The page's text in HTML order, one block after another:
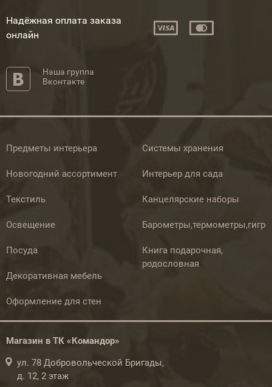
Надёжная оплата заказа
онлайн
Наша группа
Вконтакте
Предметы интерьера
Новогодний ассортимент
Текстиль
Освещение
Посуда
Декоративная мебель
Оформление для стен
Системы хранения
Интерьер для сада
Канцелярские наборы
Книга подарочная,
родословная
Магазин в ТК «Командор»
ул. 78 Добровольческой Бригады,
д. 12, 2 этаж